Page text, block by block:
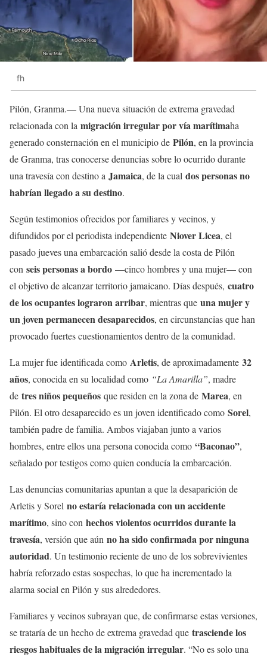
fh
Pilón, Granma.— Una nueva situación de extrema gravedad
relacionada con la migración irregular por vía marítimaha
generado consternación en el municipio de Pilón, en la provincia
de Granma, tras conocerse denuncias sobre lo ocurrido durante
una travesía con destino a Jamaica, de la cual dos personas no
habrían llegado a su destino.
Según testimonios ofrecidos por familiares y vecinos, y
difundidos por el periodista independiente Niover Licea, el
pasado jueves una embarcación salió desde la costa de Pilón
con seis personas a bordo —cinco hombres y una mujer— con
el objetivo de alcanzar territorio jamaicano. Días después, cuatro
de los ocupantes lograron arribar, mientras que una mujer y
un joven permanecen desaparecidos, en circunstancias que han
provocado fuertes cuestionamientos dentro de la comunidad.
La mujer fue identificada como Arletis, de aproximadamente 32
años, conocida en su localidad como “La Amarilla”, madre
de tres niños pequeños que residen en la zona de Marea, en
Pilón. El otro desaparecido es un joven identificado como Sorel,
también padre de familia. Ambos viajaban junto a varios
hombres, entre ellos una persona conocida como “Baconao”,
señalado por testigos como quien conducía la embarcación.
Las denuncias comunitarias apuntan a que la desaparición de
Arletis y Sorel no estaría relacionada con un accidente
marítimo, sino con hechos violentos ocurridos durante la
travesía, versión que aún no ha sido confirmada por ninguna
autoridad. Un testimonio reciente de uno de los sobrevivientes
habría reforzado estas sospechas, lo que ha incrementado la
alarma social en Pilón y sus alrededores.
Familiares y vecinos subrayan que, de confirmarse estas versiones,
se trataría de un hecho de extrema gravedad que trasciende los
riesgos habituales de la migración irregular. “No es solo una